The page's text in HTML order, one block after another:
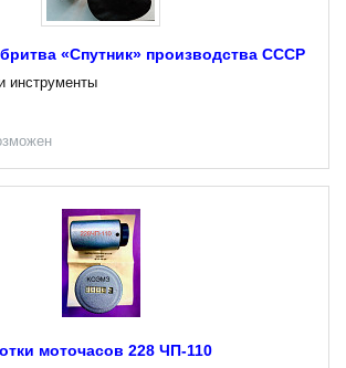
«Спутник» производства СССР
инструменты
моточасов 228 ЧП-110